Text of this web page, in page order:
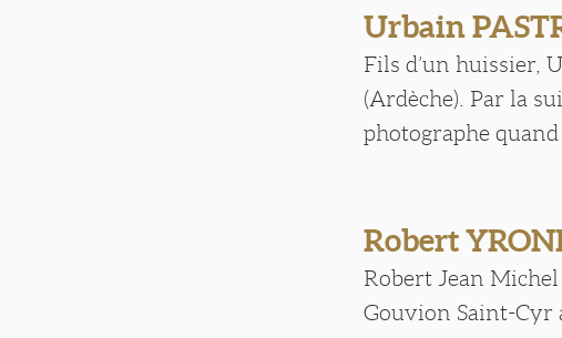
Urbain
Fils d’un huissier,
(Ardèche). Par la
photographe quand
Robert
Robert Jean
Gouvion Saint-Cyr